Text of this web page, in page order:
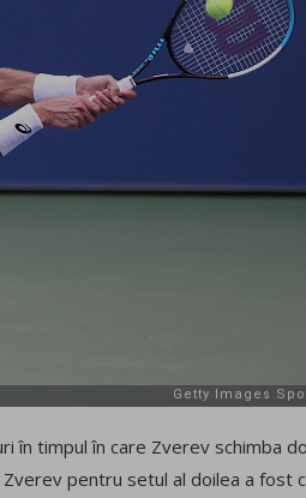
în timpul în care Zverev schimba
pentru setul al doilea a fost